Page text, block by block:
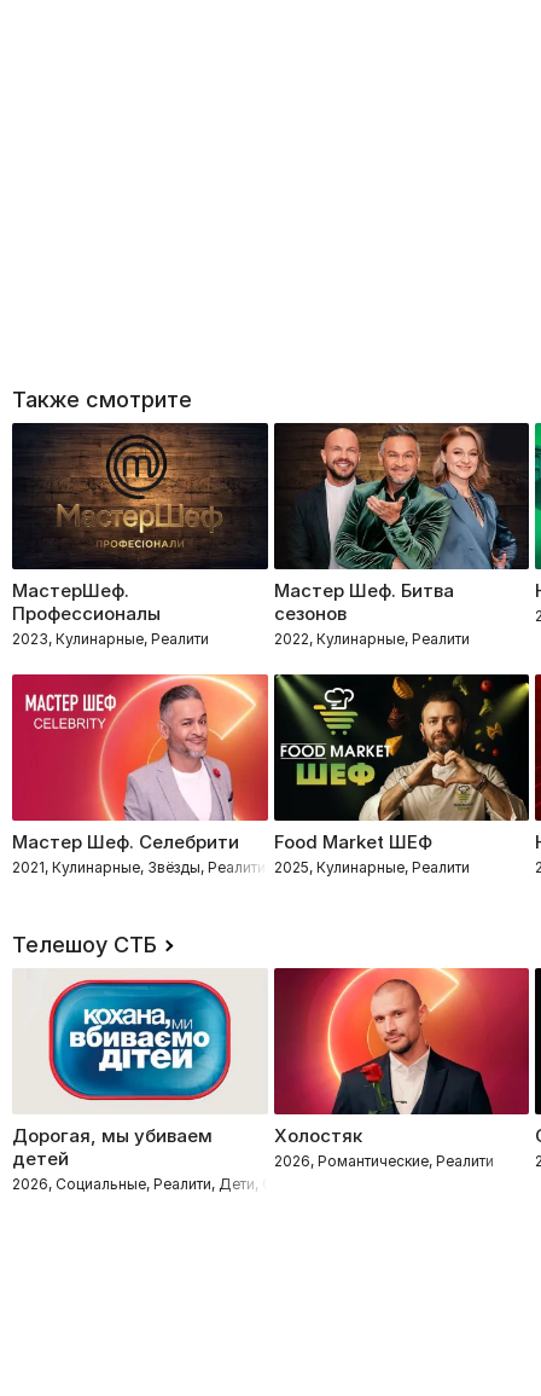
Также смотрите
МастерШеф.
Профессионалы
2023, Кулинарные, Реалити
Мастер Шеф. Битва
сезонов
2022, Кулинарные, Реалити
Мастер Шеф. Селебрити
2021, Кулинарные, Звёзды, Реалити
Food Market ШЕФ
2025, Кулинарные, Реалити
Телешоу СТБ
Дорогая, мы убиваем
детей
2026, Социальные, Реалити, Дети, Семейные
Холостяк
2026, Романтические, Реалити